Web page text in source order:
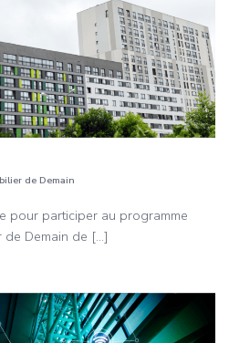
de Demain
pour participer au programme
de Demain de […]